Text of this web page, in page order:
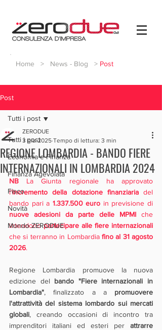
Home > News - Blog > Post
Post
Tutti i post
Economia e Finanza
Finanza Agevolata
Fisco
Novità
Mondo ZERODUE
Tutti i post
REGIONE LOMBARDIA - BANDO FIERE
INTERNAZIONALI IN LOMBARDIA 2024
ZERODUE
3 giu 2025 Tempo di lettura: 3 min
NB La Giunta regionale ha approvato
l'incremento della dotazione finanziaria del
bando pari a 1.337.500 euro
nuove adesioni da parte delle MPMI che
intendono
che si terranno in Lombardia fino al 31 agosto
2026.
Regione Lombardia promuove la nuova
edizione del bando "Fiere internazionali in
Lombardia", finalizzato a a promuovere
l'attrattività del sistema lombardo sui mercati
globali, creando occasioni di incontro tra
imprenditori italiani ed esteri per attrarre